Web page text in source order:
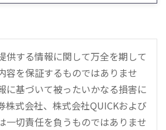
供する情報に関して万全を期して
容を保証するものではありませ
に基づいて被ったいかなる損害に
株式会社、株式会社QUICKおよび
一切責任を負うものではありませ